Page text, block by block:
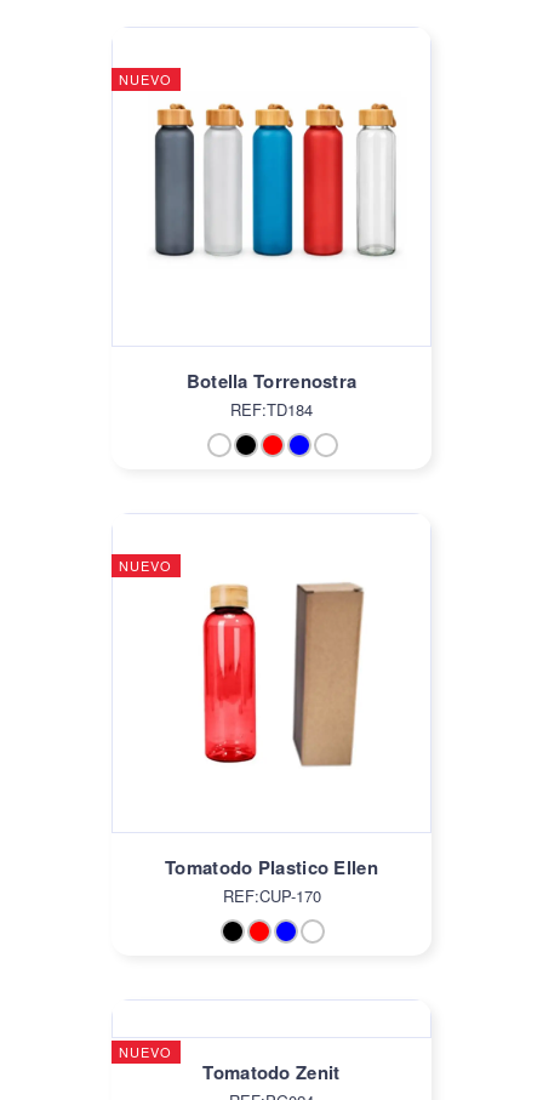
NUEVO
Botella Torrenostra
REF:TD184
NUEVO
Tomatodo Plastico Ellen
REF:CUP-170
NUEVO
Tomatodo Zenit